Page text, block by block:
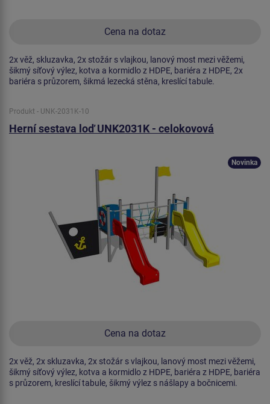
Cena na dotaz
2x věž, skluzavka, 2x stožár s vlajkou, lanový most mezi věžemi,
šikmý síťový výlez, kotva a kormidlo z HDPE, bariéra z HDPE, 2x
bariéra s průzorem, šikmá lezecká stěna, kreslící tabule.
Produkt - UNK-2031K-10
Herní sestava loď UNK2031K - celokovová
Cena na dotaz
Novinka
2x věž, 2x skluzavka, 2x stožár s vlajkou, lanový most mezi věžemi,
šikmý síťový výlez, kotva a kormidlo z HDPE, bariéra z HDPE, bariéra
s průzorem, kreslící tabule, šikmý výlez s nášlapy a bočnicemi.